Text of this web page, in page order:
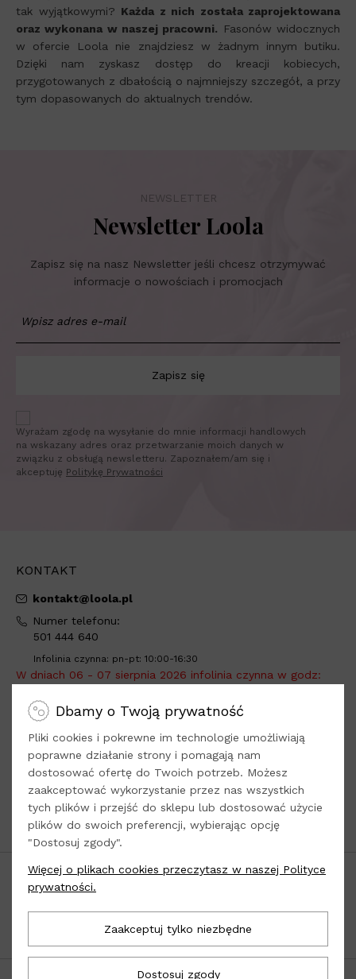
tak wyjątkowymi? Każda z nich została zaprojektowana
oraz wykonana w naszej pracowni. Fasonów widocznych
w ofercie Loola nie znajdziesz w żadnym innym butiku.
Dzięki nam zyskasz dostęp do kreacji kobiecych,
przygotowanych z dbałością o najmniejszy szczegół, a przy
tym dopasowanych do aktualnych trendów.
NEWSLETTER
Newsletter Loola
Zapisz się na nasz Newsletter jeśli chcesz otrzymywać
informacje o nowościach i promocjach
Zapisz się
Wyrażam zgodę na wysyłanie do mnie informacji handlowych
na wskazany adres oraz przetwarzanie moich danych w
związku z obsługą newsletteru. Zapoznałem/am się i
akceptuję Politykę Prywatności
KONTAKT
kontakt@loola.pl
Numer telefonu:
501 444 640
Infolinia czynna: pn-pt: 10:00-16:30
W dniach 06 - 07 sierpnia 2026 infolinia czynna w godz:
Adres do wysyłki:
Loola -tylko sprzedaż online
Dys, ul. Kwiatowa 8
21-003 Ciecierzyn
woj. lubelskie
Odwiedź naszeSocial Media
POPULARNE KATEGORIE
OBSŁUGA KLIENTA
Dbamy o Twoją prywatność
Pliki cookies i pokrewne im technologie umożliwiają
poprawne działanie strony i pomagają nam
dostosować ofertę do Twoich potrzeb. Możesz
zaakceptować wykorzystanie przez nas wszystkich
tych plików i przejść do sklepu lub dostosować użycie
plików do swoich preferencji, wybierając opcję
"Dostosuj zgody".
Więcej o plikach cookies przeczytasz w naszej Polityce
prywatności.
Zaakceptuj tylko niezbędne
Dostosuj zgody